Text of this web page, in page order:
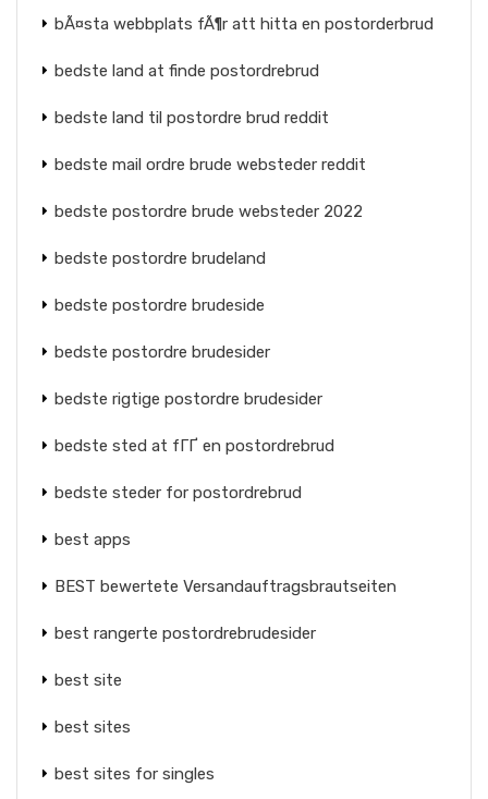
bÃ¤sta webbplats fÃ¶r att hitta en postorderbrud
bedste land at finde postordrebrud
bedste land til postordre brud reddit
bedste mail ordre brude websteder reddit
bedste postordre brude websteder 2022
bedste postordre brudeland
bedste postordre brudeside
bedste postordre brudesider
bedste rigtige postordre brudesider
bedste sted at fГҐ en postordrebrud
bedste steder for postordrebrud
best apps
BEST bewertete Versandauftragsbrautseiten
best rangerte postordrebrudesider
best site
best sites
best sites for singles